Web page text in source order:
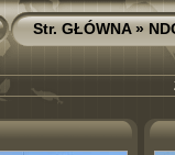
Str. GŁÓWNA»